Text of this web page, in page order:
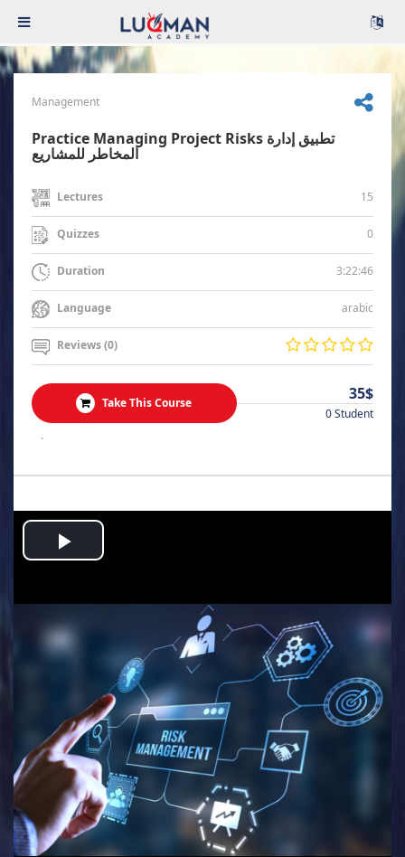
Management
Practice Managing Project Risks تطبيق إدارة
المخاطر للمشاريع
Lectures 15
Quizzes 0
Duration 3:22:46
Language arabic
Reviews (0)
Take This Course 35$
0 Student
.
Play
Video